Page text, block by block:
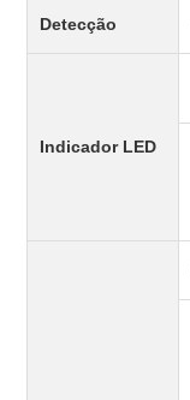
Detecção
Indicador LED